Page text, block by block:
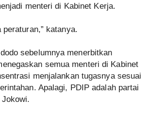
menteri di Kabinet Kerja.
peraturan,” katanya.
sebelumnya menerbitkan
semua menteri di Kabinet
menjalankan tugasnya sesuai
Apalagi, PDIP adalah partai